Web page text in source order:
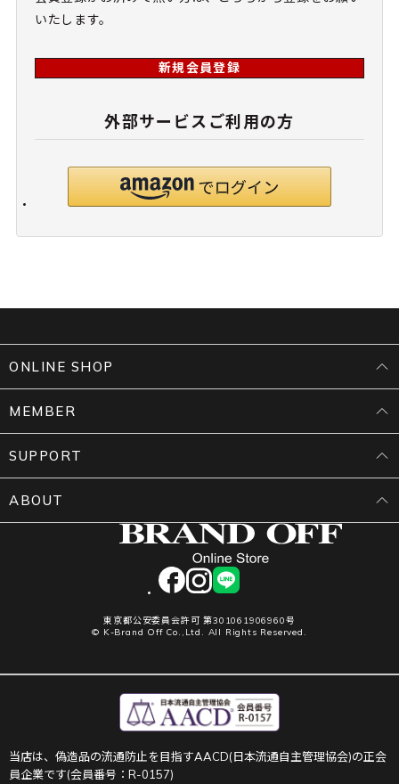
いたします。
新規会員登録
外部サービスご利用の方
facebookinstagram
LINE
東京都公安委員会許可 第301061906960号
© K-Brand Off Co.,Ltd. All Rights Reserved.
ONLINE SHOP
MEMBER
SUPPORT
ABOUT
当店は、偽造品の流通防止を目指すAACD(日本流通自主管理協会)の正会
員企業です(会員番号：R-0157)